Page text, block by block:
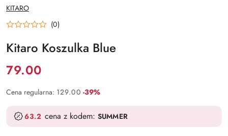
NAZWA
PRODUCENTA:
KITARO
(0)
Kitaro Koszulka Blue
Cena:
79.00
Cena regularna: 129.00 Rabat:
-39%
63.2 cena z kodem: SUMMER